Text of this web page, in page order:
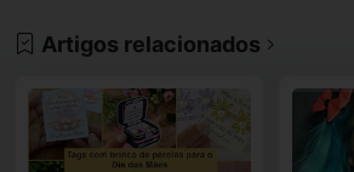
Artigos relacionados